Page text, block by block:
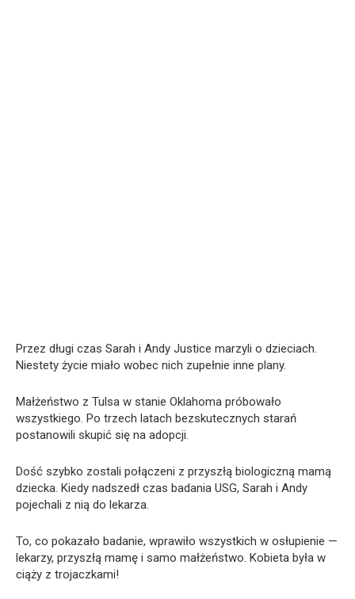
Przez długi czas Sarah i Andy Justice marzyli o dzieciach.
Niestety życie miało wobec nich zupełnie inne plany.
Małżeństwo z Tulsa w stanie Oklahoma próbowało
wszystkiego. Po trzech latach bezskutecznych starań
postanowili skupić się na adopcji.
Dość szybko zostali połączeni z przyszłą biologiczną mamą
dziecka. Kiedy nadszedł czas badania USG, Sarah i Andy
pojechali z nią do lekarza.
To, co pokazało badanie, wprawiło wszystkich w osłupienie —
lekarzy, przyszłą mamę i samo małżeństwo. Kobieta była w
ciąży z trojaczkami!